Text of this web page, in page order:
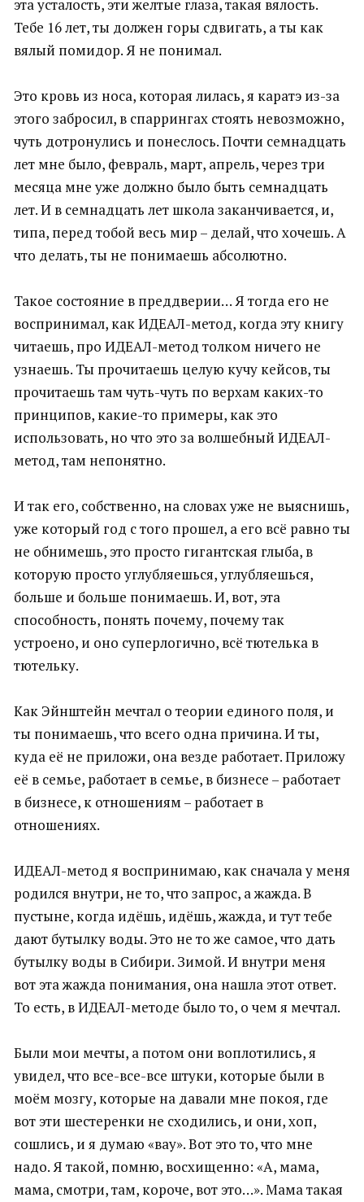
эта усталость, эти желтые глаза, такая вялость.
Тебе 16 лет, ты должен горы сдвигать, а ты как
вялый помидор. Я не понимал.
Это кровь из носа, которая лилась, я каратэ из-за
этого забросил, в спаррингах стоять невозможно,
чуть дотронулись и понеслось. Почти семнадцать
лет мне было, февраль, март, апрель, через три
месяца мне уже должно было быть семнадцать
лет. И в семнадцать лет школа заканчивается, и,
типа, перед тобой весь мир – делай, что хочешь. А
что делать, ты не понимаешь абсолютно.
Такое состояние в преддверии… Я тогда его не
воспринимал, как ИДЕАЛ-метод, когда эту книгу
читаешь, про ИДЕАЛ-метод толком ничего не
узнаешь. Ты прочитаешь целую кучу кейсов, ты
прочитаешь там чуть-чуть по верхам каких-то
принципов, какие-то примеры, как это
использовать, но что это за волшебный ИДЕАЛ-
метод, там непонятно.
И так его, собственно, на словах уже не выяснишь,
уже который год с того прошел, а его всё равно ты
не обнимешь, это просто гигантская глыба, в
которую просто углубляешься, углубляешься,
больше и больше понимаешь. И, вот, эта
способность, понять почему, почему так
устроено, и оно суперлогично, всё тютелька в
тютельку.
Как Эйнштейн мечтал о теории единого поля, и
ты понимаешь, что всего одна причина. И ты,
куда её не приложи, она везде работает. Приложу
её в семье, работает в семье, в бизнесе – работает
в бизнесе, к отношениям – работает в
отношениях.
ИДЕАЛ-метод я воспринимаю, как сначала у меня
родился внутри, не то, что запрос, а жажда. В
пустыне, когда идёшь, идёшь, жажда, и тут тебе
дают бутылку воды. Это не то же самое, что дать
бутылку воды в Сибири. Зимой. И внутри меня
вот эта жажда понимания, она нашла этот ответ.
То есть, в ИДЕАЛ-методе было то, о чем я мечтал.
Были мои мечты, а потом они воплотились, я
увидел, что все-все-все штуки, которые были в
моём мозгу, которые на давали мне покоя, где
вот эти шестеренки не сходились, и они, хоп,
сошлись, и я думаю «вау». Вот это то, что мне
надо. Я такой, помню, восхищенно: «А, мама,
мама, смотри, там, короче, вот это…». Мама такая